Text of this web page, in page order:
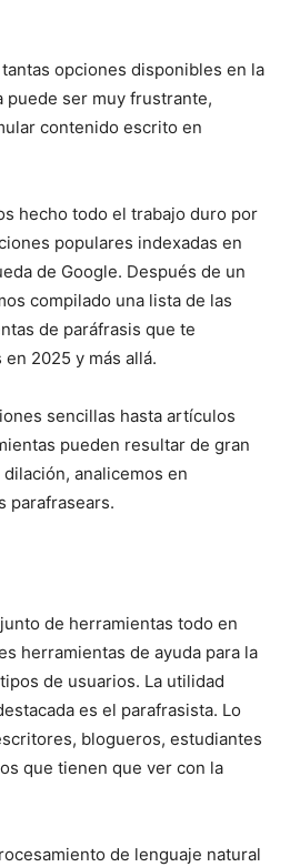
opciones disponibles en la
ser muy frustrante,
contenido escrito en
hecho todo el trabajo duro por
populares indexadas en
de Google. Después de un
compilado una lista de las
de paráfrasis que te
2025 y más allá.
sencillas hasta artículos
pueden resultar de gran
analicemos en
parafrasears.
de herramientas todo en
herramientas de ayuda para la
de usuarios. La utilidad
es el parafrasista. Lo
blogueros, estudiantes
que tienen que ver con la
de lenguaje natural